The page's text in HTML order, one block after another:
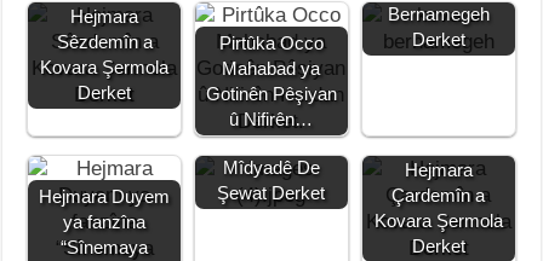
Hejmara
Sêzdemîn a
Kovara Şermola
Derket
Pirtûka Occo
Mahabad ya
Gotinên Pêşiyan
û Nifirên…
Bernamegeh
Derket
Hejmara Duyem
ya fanzîna
“Sînemaya
Di Daristana
Mîdyadê De
Şewat Derket
Hejmara
Çardemîn a
Kovara Şermola
Derket